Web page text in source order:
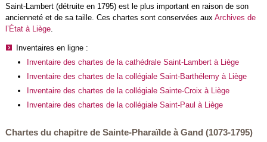
Saint-Lambert (détruite en 1795) est le plus important en raison de son
ancienneté et de sa taille. Ces chartes sont conservées aux Archives de
l’État à Liège.
Inventaires en ligne :
Inventaire des chartes de la cathédrale Saint-Lambert à Liège
Inventaire des chartes de la collégiale Saint-Barthélemy à Liège
Inventaire des chartes de la collégiale Sainte-Croix à Liège
Inventaire des chartes de la collégiale Saint-Paul à Liège
Chartes du chapitre de Sainte-Pharaïlde à Gand (1073-1795)